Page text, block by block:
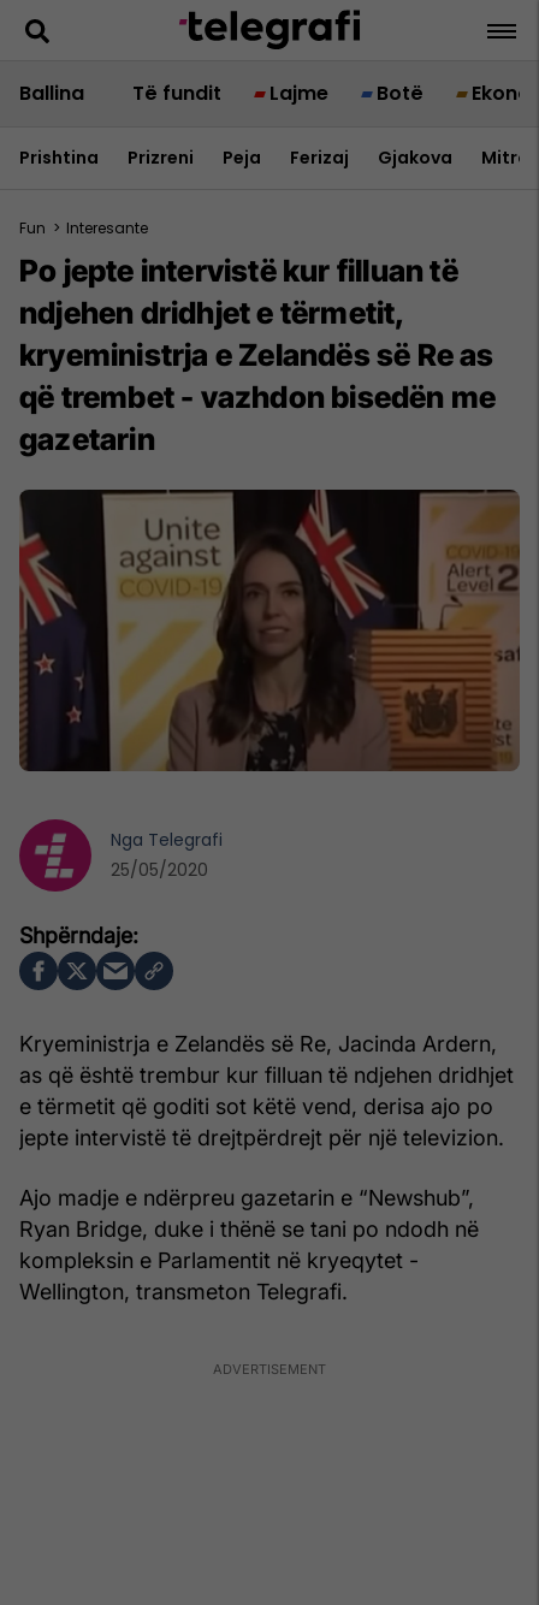
Ballina Të fundit Lajme Botë
Prishtina Prizreni Peja Ferizaj Gjakova
Fun > Interesante
Po jepte intervistë kur filluan të
ndjehen dridhjet e tërmetit,
kryeministrja e Zelandës së Re as
që trembet - vazhdon bisedën me
gazetarin
Kryeministrja e Zelandës së Re, Jacinda Ardern,
as që është trembur kur filluan të ndjehen dridhjet
e tërmetit që goditi sot këtë vend, derisa ajo po
jepte intervistë të drejtpërdrejt për një televizion.
Ajo madje e ndërpreu gazetarin e “Newshub”,
Ryan Bridge, duke i thënë se tani po ndodh në
kompleksin e Parlamentit në kryeqytet -
Wellington, transmeton Telegrafi.
Nga Telegrafi
25/05/2020